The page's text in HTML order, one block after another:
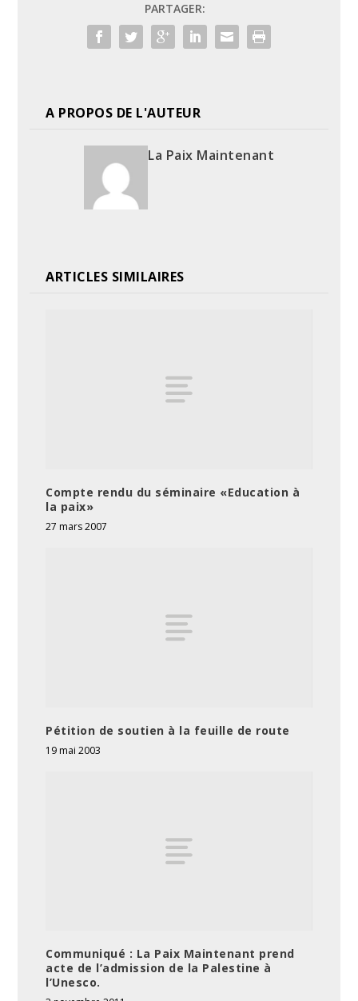
PARTAGER:
A PROPOS DE L'AUTEUR
La Paix Maintenant
ARTICLES SIMILAIRES
Compte rendu du séminaire «Education à
la paix»
27 mars 2007
Pétition de soutien à la feuille de route
19 mai 2003
Communiqué : La Paix Maintenant prend
acte de l’admission de la Palestine à
l’Unesco.